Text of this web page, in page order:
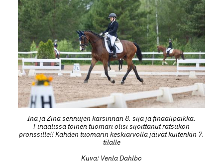
Ina ja Zina sennujen karsinnan 8. sija ja finaalipaikka.
Finaalissa toinen tuomari olisi sijoittanut ratsukon
pronssille!! Kahden tuomarin keskiarvolla jäivät kuitenkin 7.
tilalle
Kuva: Venla Dahlbo